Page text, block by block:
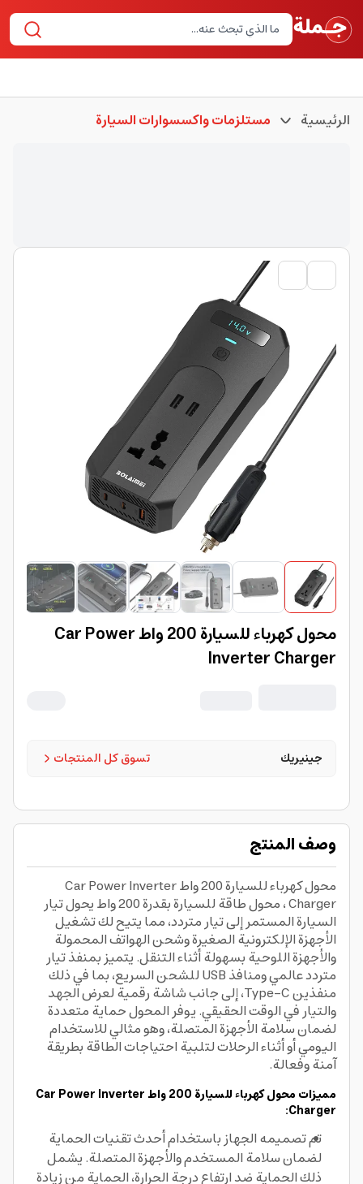
الرئيسية مستلزمات واكسسوارات السيارة
محول كهرباء للسيارة 200 واط Car Power
Inverter Charger
تسوق كل المنتجات جينيريك
وصف المنتج
محول كهرباء للسيارة 200 واط Car Power Inverter
Charger ، محول طاقة للسيارة بقدرة 200 واط يحول تيار
السيارة المستمر إلى تيار متردد، مما يتيح لك تشغيل
الأجهزة الإلكترونية الصغيرة وشحن الهواتف المحمولة
والأجهزة اللوحية بسهولة أثناء التنقل. يتميز بمنفذ تيار
متردد عالمي ومنافذ USB للشحن السريع، بما في ذلك
منفذين Type-C، إلى جانب شاشة رقمية لعرض الجهد
والتيار في الوقت الحقيقي. يوفر المحول حماية متعددة
لضمان سلامة الأجهزة المتصلة، وهو مثالي للاستخدام
اليومي أو أثناء الرحلات لتلبية احتياجات الطاقة بطريقة
آمنة وفعالة.
مميزات محول كهرباء للسيارة 200 واط Car Power Inverter
Charger:
تم تصميمه الجهاز باستخدام أحدث تقنيات الحماية
لضمان سلامة المستخدم والأجهزة المتصلة. يشمل
ذلك الحماية ضد ارتفاع درجة الحرارة، الحماية من زيادة